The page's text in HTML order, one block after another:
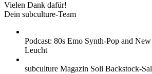
Vielen Dank dafür!
Dein subculture-Team
Podcast: 80s Emo Synth-Pop and
Leucht
subculture Magazin Soli Backstock-